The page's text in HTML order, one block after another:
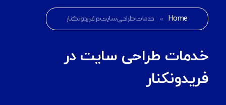
Home
» خدمات طراحی سایت در فریدونکنار
خدمات طراحی سایت در
فریدونکنار